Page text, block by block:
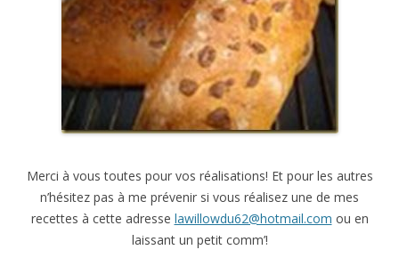
Merci à vous toutes pour vos réalisations! Et pour les autres
n’hésitez pas à me prévenir si vous réalisez une de mes
recettes à cette adresse lawillowdu62@hotmail.com ou en
laissant un petit comm’!